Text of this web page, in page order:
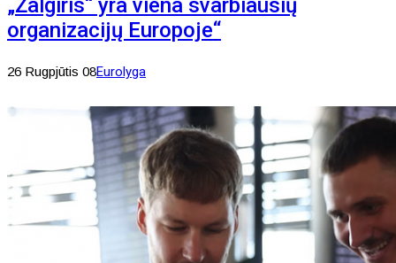
„Žalgiris“ yra viena svarbiausių
organizacijų Europoje“
26 Rugpjūtis 08Eurolyga